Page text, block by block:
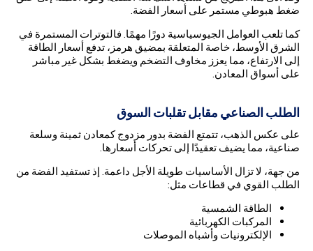
ضغط هبوطي مستمر على أسعار الفضة.
كما تلعب العوامل الجيوسياسية دورًا مهمًا. فالتوترات المستمرة في
الشرق الأوسط، خاصة المتعلقة بمضيق هرمز، تدفع أسعار الطاقة
إلى الارتفاع، مما يعزز مخاوف التضخم ويضغط بشكل غير مباشر
على أسواق المعادن.
الطلب الصناعي مقابل تقلبات السوق
على عكس الذهب، تتمتع الفضة بدور مزدوج كمعادن ثمينة وسلعة
صناعية، مما يضيف تعقيدًا إلى تحركات أسعارها.
من جهة، لا تزال الأساسيات طويلة الأجل داعمة. إذ تستفيد الفضة من
الطلب القوي في قطاعات مثل:
الطاقة الشمسية
المركبات الكهربائية
الإلكترونيات وأشباه الموصلات